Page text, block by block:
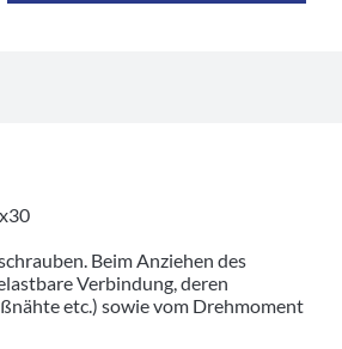
Beim Anziehen des
Verbindung, deren
etc.) sowie vom Drehmoment